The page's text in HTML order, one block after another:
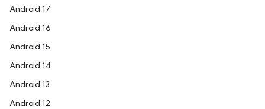
Android 17
Android 16
Android 15
Android 14
Android 13
Android 12